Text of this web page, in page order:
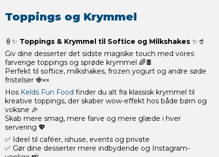
Toppings og Krymmel
🍦✨ Toppings & Krymmel til Softice og Milkshakes ✨🥤
Giv dine desserter det sidste magiske touch med vores
farverige toppings og sprøde krymmel 🌈🍫
Perfekt til softice, milkshakes, frozen yogurt og andre søde
fristelser 🍓🍬
Hos Kelds Fun Food finder du alt fra klassisk krymmel til
kreative toppings, der skaber wow-effekt hos både børn og
voksne 🎉
Skab mere smag, mere farve og mere glæde i hver
servering 💖
✅ Ideel til caféer, ishuse, events og private
✅ Gør dine desserter mere indbydende og Instagram-